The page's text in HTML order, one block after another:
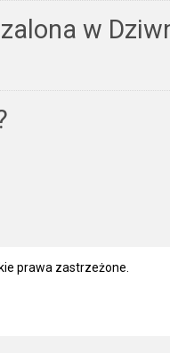
w
prawa zastrzeżone.